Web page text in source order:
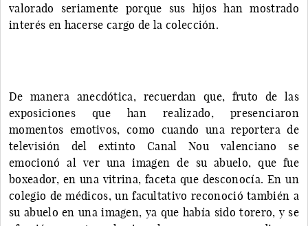
valorado seriamente porque sus hijos han mostrado
interés en hacerse cargo de la colección.
De manera anecdótica, recuerdan que, fruto de las
exposiciones que han realizado, presenciaron
momentos emotivos, como cuando una reportera de
televisión del extinto Canal Nou valenciano se
emocionó al ver una imagen de su abuelo, que fue
boxeador, en una vitrina, faceta que desconocía. En un
colegio de médicos, un facultativo reconoció también a
su abuelo en una imagen, ya que había sido torero, y se